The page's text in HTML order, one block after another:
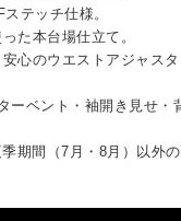
テッチ仕様。
た本台場仕立て。
心のウエストアジャスタ
ーベント・袖開き見せ・
期間（7月・8月）以外